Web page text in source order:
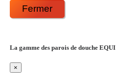
Fermer
La gamme des parois de douche EQUI
×